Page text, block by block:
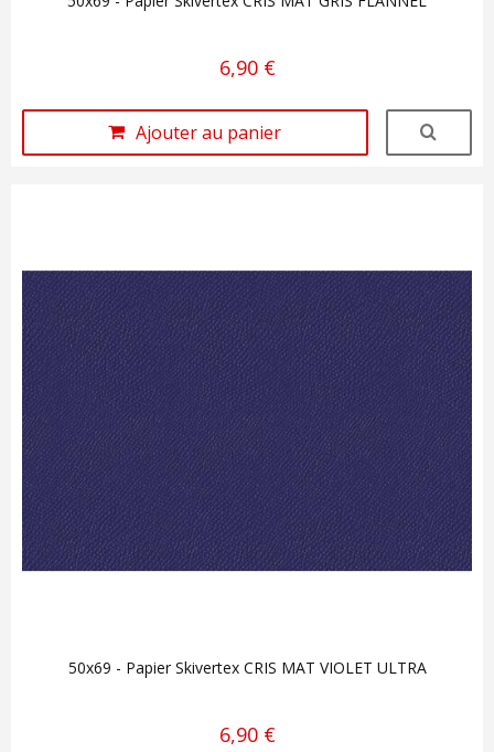
6,90 €
Ajouter au panier
50x69 - Papier Skivertex CRIS MAT VIOLET ULTRA
6,90 €